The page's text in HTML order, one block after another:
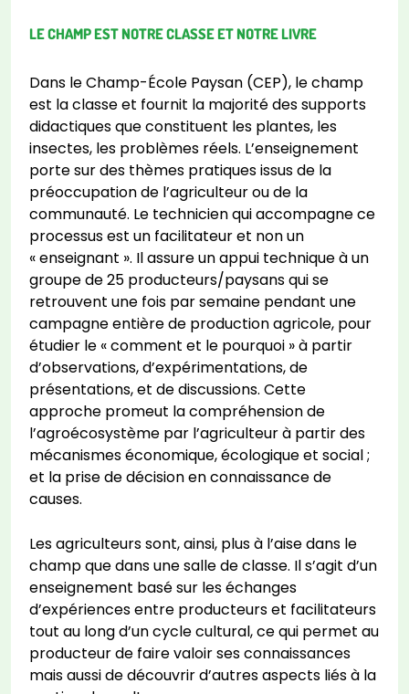
LE CHAMP EST NOTRE CLASSE ET NOTRE LIVRE
Dans le Champ-École Paysan (CEP), le champ
est la classe et fournit la majorité des supports
didactiques que constituent les plantes, les
insectes, les problèmes réels. L’enseignement
porte sur des thèmes pratiques issus de la
préoccupation de l’agriculteur ou de la
communauté. Le technicien qui accompagne ce
processus est un facilitateur et non un
« enseignant ». Il assure un appui technique à un
groupe de 25 producteurs/paysans qui se
retrouvent une fois par semaine pendant une
campagne entière de production agricole, pour
étudier le « comment et le pourquoi » à partir
d’observations, d’expérimentations, de
présentations, et de discussions. Cette
approche promeut la compréhension de
l’agroécosystème par l’agriculteur à partir des
mécanismes économique, écologique et social ;
et la prise de décision en connaissance de
causes.
Les agriculteurs sont, ainsi, plus à l’aise dans le
champ que dans une salle de classe. Il s’agit d’un
enseignement basé sur les échanges
d’expériences entre producteurs et facilitateurs
tout au long d’un cycle cultural, ce qui permet au
producteur de faire valoir ses connaissances
mais aussi de découvrir d’autres aspects liés à la